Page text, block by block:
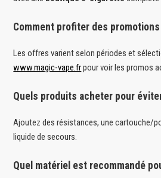
Comment profiter des
Les offres varient selon périodes et
www.magic-vape.frpour voir les promos
Quels produits acheter pour
Ajoutez des résistances, une cartouche/
liquide de secours.
Quel matériel est recommandé